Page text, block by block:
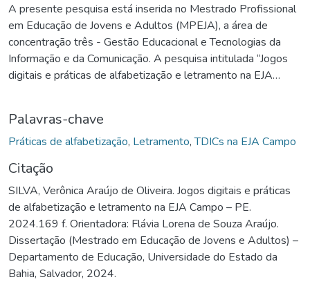
A presente pesquisa está inserida no Mestrado Profissional
em Educação de Jovens e Adultos (MPEJA), a área de
concentração três - Gestão Educacional e Tecnologias da
Informação e da Comunicação. A pesquisa intitulada “Jogos
digitais e práticas de alfabetização e letramento na EJA
alfabetização e letramento na Educação de Jovens e Adultos
das escolas do Campo no município de Caetés-PE. Traz a
comunicação (TDICs), são utilizadas no processo de
alfabetização e letramento na EJA Campo- PE? Na atual
conjuntura em que estamos inseridos, pensar no letramento
digital, propõe analisar os impactos da aplicabilidade das
TDICs e a utilização de jogos digitais na EJA Campo ao
sugerir uma reflexão aos professores, sobre as diferentes
formas de fomentar sua mediação e utilizá-las como
Palavras-chave
Práticas de alfabetização, Letramento,TDICs na EJA Campo
Citação
SILVA, Verônica Araújo de Oliveira. Jogos digitais e práticas
de alfabetização e letramento na EJA Campo – PE.
2024.169 f. Orientadora: Flávia Lorena de Souza Araújo.
Dissertação (Mestrado em Educação de Jovens e Adultos) –
Departamento de Educação, Universidade do Estado da
Bahia, Salvador, 2024.